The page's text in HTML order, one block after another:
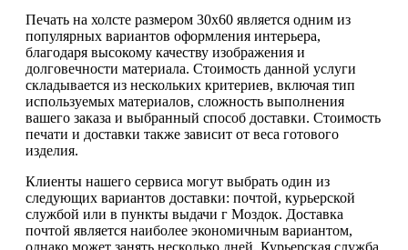
Печать на холсте размером 30х60 является одним из
популярных вариантов оформления интерьера,
благодаря высокому качеству изображения и
долговечности материала. Стоимость данной услуги
складывается из нескольких критериев, включая тип
используемых материалов, сложность выполнения
вашего заказа и выбранный способ доставки. Стоимость
печати и доставки также зависит от веса готового
изделия.
Клиенты нашего сервиса могут выбрать один из
следующих вариантов доставки: почтой, курьерской
службой или в пункты выдачи г Моздок. Доставка
почтой является наиболее экономичным вариантом,
однако может занять несколько дней. Курьерская служба